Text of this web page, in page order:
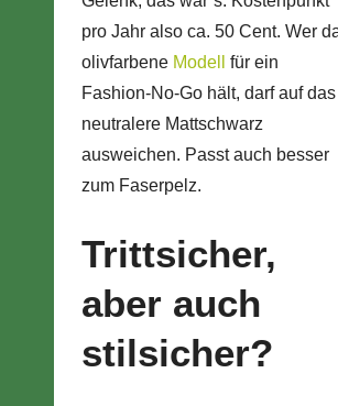
pro Jahr also ca. 50 Cent. Wer
olivfarbene Modell
für ein
Fashion-No-Go hält, darf auf das
neutralere Mattschwarz
ausweichen. Passt auch besser
zum Faserpelz.
Trittsicher,
aber auch
stilsicher?